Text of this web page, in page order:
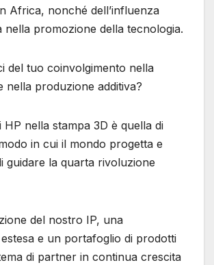
Africa, nonché dell’influenza
nella promozione della tecnologia.
del tuo coinvolgimento nella
nella produzione additiva?
HP nella stampa 3D è quella di
in cui il mondo progetta e
guidare la quarta rivoluzione
del nostro IP, una
e un portafoglio di prodotti
di partner in continua crescita